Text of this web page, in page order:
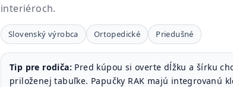
interiéroch.
Slovenský výrobca Ortopedické Priedušné
Tip pre rodiča: Pred kúpou si overte dĺžku a šírku
priloženej tabuľke. Papučky RAK majú integrovanú